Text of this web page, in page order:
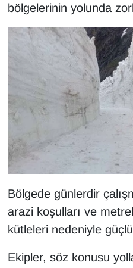
bölgelerinin yolunda
Bölgede günlerdir
arazi koşulları ve
kütleleri nedeniyle
Ekipler, söz konusu
Kültür & Sanat
KURDÎ
MAGAZİN
MEDYA
ONE EKONOMİ
POLİTİKA
Resmi İlanlar
RÖPORTAJ